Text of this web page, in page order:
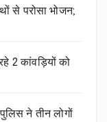
से परोसा भोजन;
2 कांवड़ियों को
ने तीन लोगों